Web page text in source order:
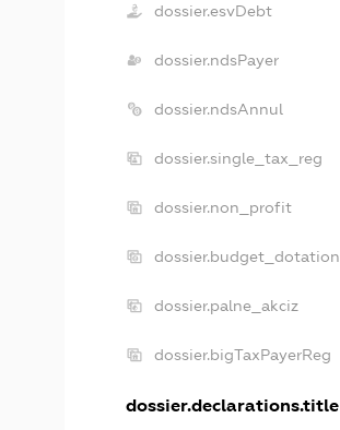
dossier.esvDebt
dossier.ndsPayer
dossier.ndsAnnul
dossier.single_tax_reg
dossier.non_profit
dossier.budget_dotation
dossier.palne_akciz
dossier.bigTaxPayerReg
dossier.declarations.title